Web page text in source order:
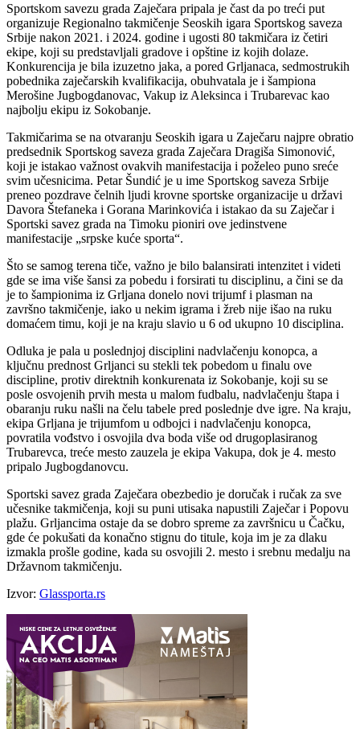
Sportskom savezu grada Zaječara pripala je čast da po treći put
organizuje Regionalno takmičenje Seoskih igara Sportskog saveza
Srbije nakon 2021. i 2024. godine i ugosti 80 takmičara iz četiri
ekipe, koji su predstavljali gradove i opštine iz kojih dolaze.
Konkurencija je bila izuzetno jaka, a pored Grljanaca, sedmostrukih
pobednika zaječarskih kvalifikacija, obuhvatala je i šampiona
Merošine Jugbogdanovac, Vakup iz Aleksinca i Trubarevac kao
najbolju ekipu iz Sokobanje.
Takmičarima se na otvaranju Seoskih igara u Zaječaru najpre obratio
predsednik Sportskog saveza grada Zaječara Dragiša Simonović,
koji je istakao važnost ovakvih manifestacija i poželeo puno sreće
svim učesnicima. Petar Šundić je u ime Sportskog saveza Srbije
preneo pozdrave čelnih ljudi krovne sportske organizacije u državi
Davora Štefaneka i Gorana Marinkovića i istakao da su Zaječar i
Sportski savez grada na Timoku pioniri ove jedinstvene
manifestacije „srpske kuće sporta“.
Što se samog terena tiče, važno je bilo balansirati intenzitet i videti
gde se ima više šansi za pobedu i forsirati tu disciplinu, a čini se da
je to šampionima iz Grljana donelo novi trijumf i plasman na
završno takmičenje, iako u nekim igrama i žreb nije išao na ruku
domaćem timu, koji je na kraju slavio u 6 od ukupno 10 disciplina.
Odluka je pala u poslednjoj disciplini nadvlačenju konopca, a
ključnu prednost Grljanci su stekli tek pobedom u finalu ove
discipline, protiv direktnih konkurenata iz Sokobanje, koji su se
posle osvojenih prvih mesta u malom fudbalu, nadvlačenju štapa i
obaranju ruku našli na čelu tabele pred poslednje dve igre. Na kraju,
ekipa Grljana je trijumfom u odbojci i nadvlačenju konopca,
povratila vođstvo i osvojila dva boda više od drugoplasiranog
Trubarevca, treće mesto zauzela je ekipa Vakupa, dok je 4. mesto
pripalo Jugbogdanovcu.
Sportski savez grada Zaječara obezbedio je doručak i ručak za sve
učesnike takmičenja, koji su puni utisaka napustili Zaječar i Popovu
plažu. Grljancima ostaje da se dobro spreme za završnicu u Čačku,
gde će pokušati da konačno stignu do titule, koja im je za dlaku
izmakla prošle godine, kada su osvojili 2. mesto i srebnu medalju na
Državnom takmičenju.
Izvor: Glassporta.rs